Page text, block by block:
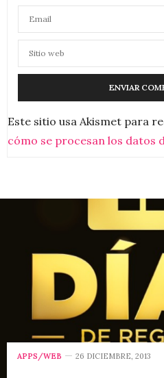
Este sitio usa Akismet para
cómo se procesan los datos
APPS/WEB 26 DICIEMBRE, 2013